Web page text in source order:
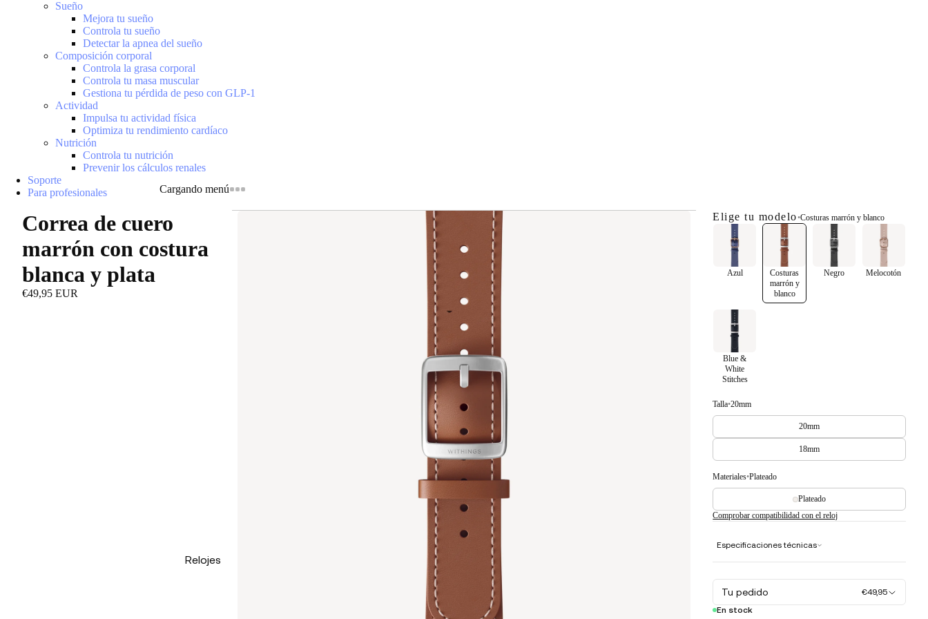
Cargando menú
Relojes
Sueño
Mejora tu sueño
Controla tu sueño
Detectar la apnea del sueño
Composición corporal
Controla la grasa corporal
Controla tu masa muscular
Gestiona tu pérdida de peso con GLP-1
Actividad
Impulsa tu actividad física
Optimiza tu rendimiento cardíaco
Nutrición
Controla tu nutrición
Prevenir los cálculos renales
Soporte
Para profesionales
Correa de cuero
marrón con costura
blanca y plata
€49,95 EUR
Elige tu modelo•Costuras marrón y blanco
Azul
Costuras
marrón y
blanco
Negro Melocotón
Blue &
White
Stitches
Talla•20mm
20mm
18mm
Materiales•Plateado
Plateado
Comprobar compatibilidad con el reloj
Especificaciones técnicas
Tu pedido
€49,95
En stock